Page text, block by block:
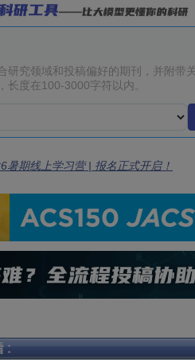
暑期线上学习营 | 报名正式开启！